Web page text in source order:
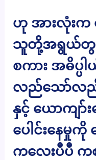
ဟု အားလုံး
သူတို့အရွယ်တွင်
စကား အဓိပ္ပ
လည်သော်လည်
နှင့် ယောကျာ်း
ပေါင်းနေမှု
ကလေးပီပီ ကစ